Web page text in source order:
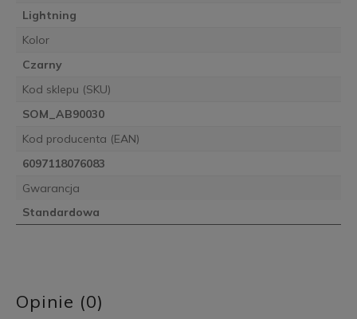
Lightning
Kolor
Czarny
Kod sklepu (SKU)
SOM_AB90030
Kod producenta (EAN)
6097118076083
Gwarancja
Standardowa
Opinie (0)